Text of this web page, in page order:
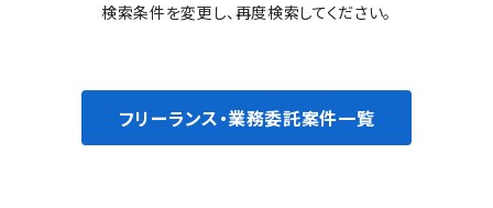
検索条件を変更し、再度検索してください。
フリーランス・業務委託案件一覧